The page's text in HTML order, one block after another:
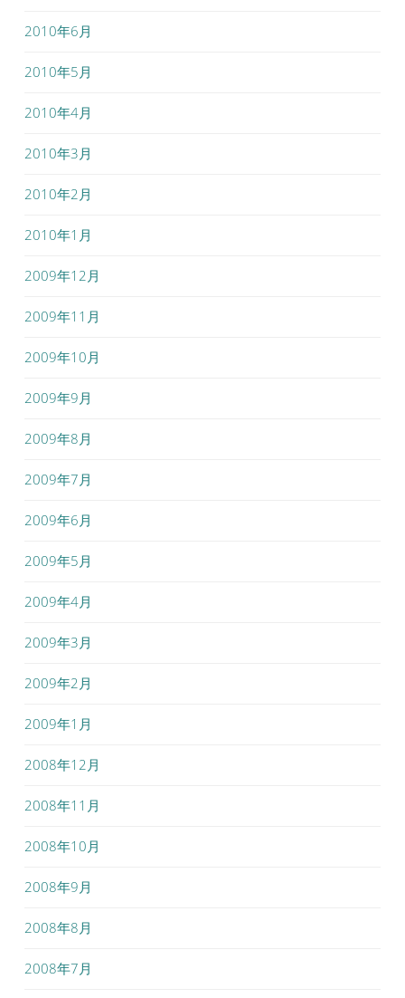
2010年6月
2010年5月
2010年4月
2010年3月
2010年2月
2010年1月
2009年12月
2009年11月
2009年10月
2009年9月
2009年8月
2009年7月
2009年6月
2009年5月
2009年4月
2009年3月
2009年2月
2009年1月
2008年12月
2008年11月
2008年10月
2008年9月
2008年8月
2008年7月